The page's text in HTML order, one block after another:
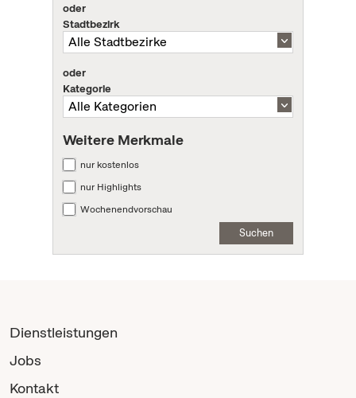
oder
Stadtbezirk
oder
Kategorie
Weitere Merkmale
nur kostenlos
nur Highlights
Wochenendvorschau
Suchen
Dienstleistungen
Jobs
Kontakt